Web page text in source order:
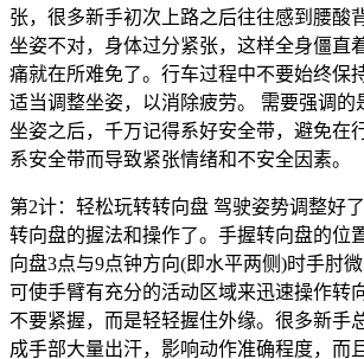
张，很多新手初次上路之后往往感到腰酸
坐姿不对，身体过分紧张，这样全身僵直
痛就在所难免了。行车过程中不要始终保
适当调整坐姿，以消除疲劳。 需要强调的
坐姿之后，千万记得系好安全带，避免在
系安全带而导致紧张情绪和不安全因素。
第2计：轻松玩转转向盘 驾驶姿势调整好
转向盘的握法和操作了。手握转向盘的位
向盘3点与9点钟方向(即水平两侧)时手肘
可使手臂有充分的活动区域来迅速操作转
不要紧握，而是轻轻握住外缘。很多新手
成手部大量出汗，影响动作准确程度，而